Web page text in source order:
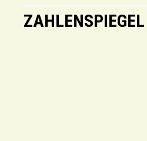
ZAHLENSPIEGEL